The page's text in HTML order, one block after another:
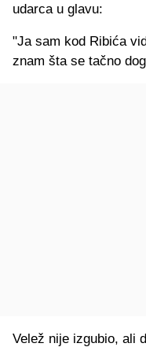
udarca u glavu:
"Ja sam kod Ribića
znam šta se tačno
Velež nije izgubio, ali